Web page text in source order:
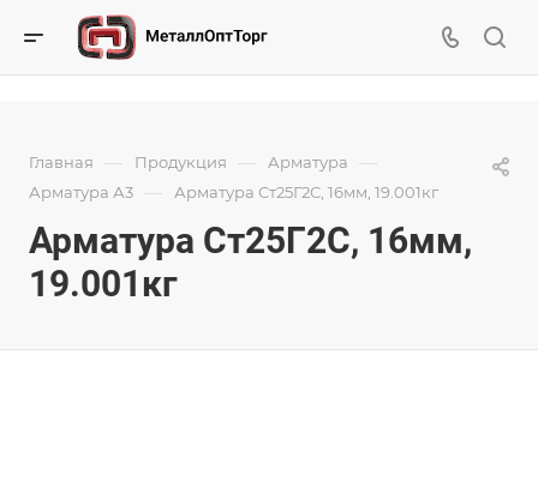
Главная — Продукция — Арматура —
Арматура А3 — Арматура Ст25Г2С, 16мм, 19.001кг
Арматура Ст25Г2С, 16мм,
19.001кг